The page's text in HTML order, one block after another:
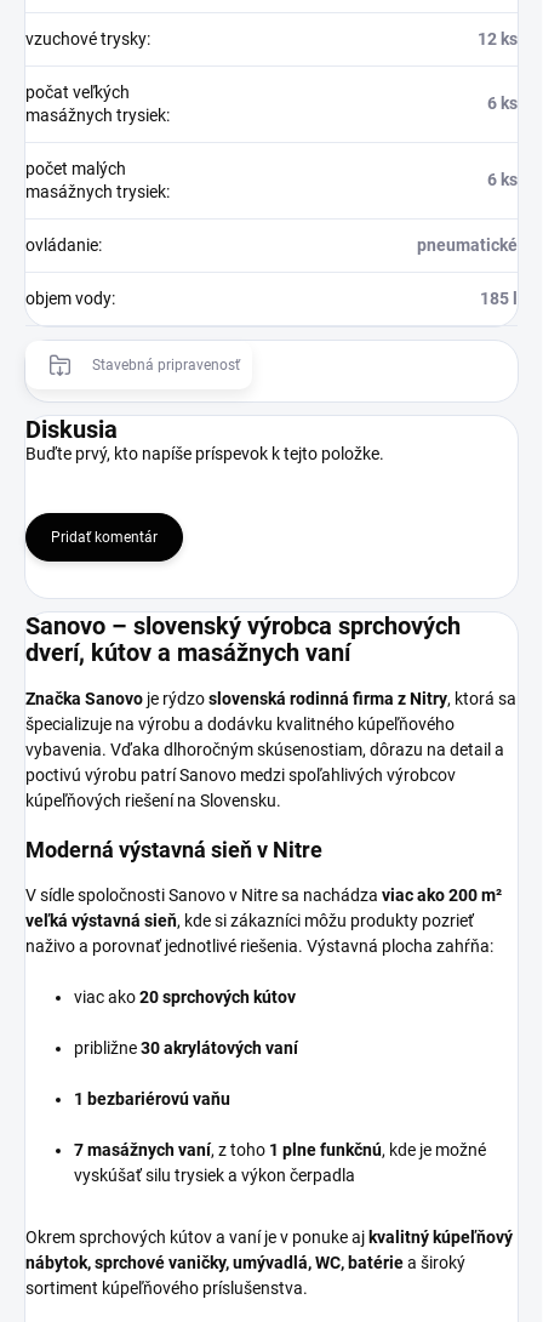
vzuchové trysky: 12 ks
počat veľkých
masážnych trysiek:
6 ks
počet malých
masážnych trysiek:
6 ks
ovládanie: pneumatické
objem vody: 185 l
Stavebná pripravenosť
Diskusia
Buďte prvý, kto napíše príspevok k tejto položke.
Pridať komentár
Sanovo – slovenský výrobca sprchových
dverí, kútov a masážnych vaní
Značka Sanovo je rýdzoslovenská rodinná firma z Nitry, ktorá sa
špecializuje na výrobu a dodávku kvalitného kúpeľňového
vybavenia. Vďaka dlhoročným skúsenostiam, dôrazu na detail a
poctivú výrobu patrí Sanovo medzi spoľahlivých výrobcov
kúpeľňových riešení na Slovensku.
Moderná výstavná sieň v Nitre
V sídle spoločnosti Sanovo v Nitre sa nachádza viac ako 200 m²
veľká výstavná sieň, kde si zákazníci môžu produkty pozrieť
naživo a porovnať jednotlivé riešenia. Výstavná plocha zahŕňa:
viac ako20 sprchových kútov
približne30 akrylátových vaní
1 bezbariérovú vaňu
7 masážnych vaní, z toho 1 plne funkčnú, kde je možné
vyskúšať silu trysiek a výkon čerpadla
Okrem sprchových kútov a vaní je v ponuke ajkvalitný kúpeľňový
nábytok, sprchové vaničky, umývadlá, WC, batériea široký
sortiment kúpeľňového príslušenstva.